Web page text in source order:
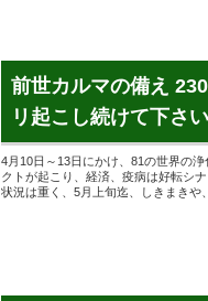
前世カルマの備え
リ起こし続けて下さ
4月10日～13日にかけ、81の世界の
クトが起こり、経済、疫病は好転シ
状況は重く、5月上旬迄、しきまきや